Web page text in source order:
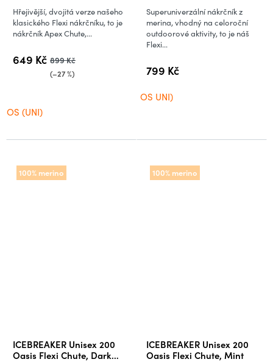
649 Kč 899 Kč
(–27 %)
Hřejivější, dvojitá verze našeho
klasického Flexi nákrčníku, to je
nákrčník Apex Chute,...
OS (UNI)
799 Kč
Superuniverzální nákrčník z
merina, vhodný na celoroční
outdoorové aktivity, to je náš
Flexi...
OS UNI)
100% merino
ICEBREAKER Unisex 200
Oasis Flexi Chute, Dark
100% merino
ICEBREAKER Unisex 200
Oasis Flexi Chute, Mint